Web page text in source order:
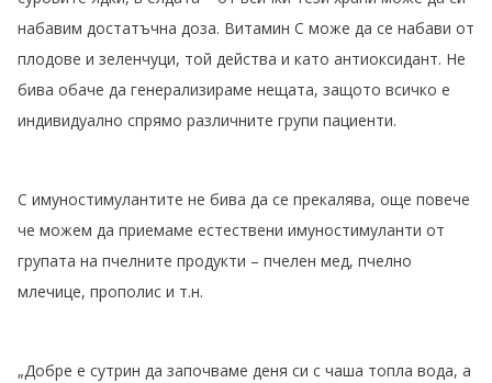
набавим достатъчна доза. Витамин C може да се набави от
плодове и зеленчуци, той действа и като антиоксидант. Не
бива обаче да генерализираме нещата, защото всичко е
индивидуално спрямо различните групи пациенти.
С имуностимулантите не бива да се прекалява, още повече
че можем да приемаме естествени имуностимуланти от
групата на пчелните продукти – пчелен мед, пчелно
млечице, прополис и т.н.
„Добре е сутрин да започваме деня си с чаша топла вода, а